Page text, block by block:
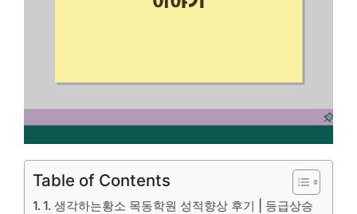
Table of Contents
1. 생각하는황소 목동학원 성적향상 후기 | 등급상승